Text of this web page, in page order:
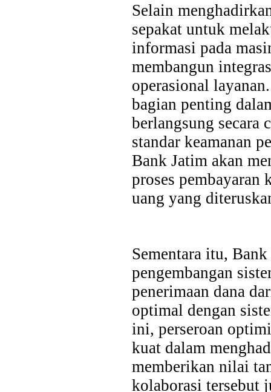
Selain
sepakat untuk
informasi pada
membangun
operasional
bagian penting
berlangsung secara
standar keamanan
Bank Jatim akan
proses pembayaran
uang yang
Sementara itu,
pengembangan
penerimaan dana
optimal dengan
ini, perseroan
kuat dalam
memberikan nilai
kolaborasi tersebut